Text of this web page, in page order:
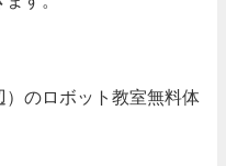
）のロボット教室無料体